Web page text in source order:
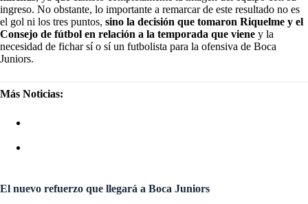
ingreso. No obstante, lo importante a remarcar de este resultado no es
el gol ni los tres puntos, sino la decisión que tomaron Riquelme y el
Consejo de fútbol en relación a la temporada que viene y la
necesidad de fichar sí o sí un futbolista para la ofensiva de Boca
Juniors.
Más Noticias:
El nuevo refuerzo que llegará a Boca Juniors